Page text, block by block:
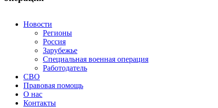
Новости
Регионы
Россия
Зарубежье
Специальная военная операция
Работодатель
СВО
Правовая помощь
О нас
Контакты